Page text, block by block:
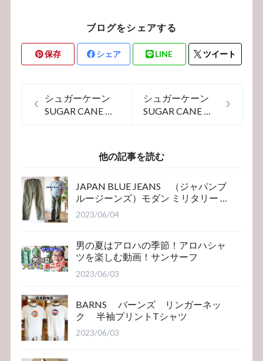
ブログをシェアする
保存 シェア LINE ツイート
シュガーケーン
SUGAR CANE ウ
シュガーケーン
SUGAR CANE ウ
他の記事を読む
JAPAN BLUE JEANS （ジャパンブ
ルージーンズ）モダン ミリタリー ベ
イカーパンツ
2023/06/04
男の夏はアロハの季節！アロハシャ
ツを楽しむ動画！サンサーフ
2023/06/03
BARNS バーンズ リンガーネッ
ク 半袖プリントTシャツ
2023/06/03